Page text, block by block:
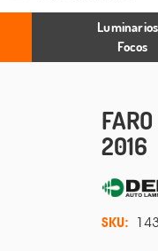
Términos y condiciones
Políticas de devoluciones
Focos
2016
SKU: